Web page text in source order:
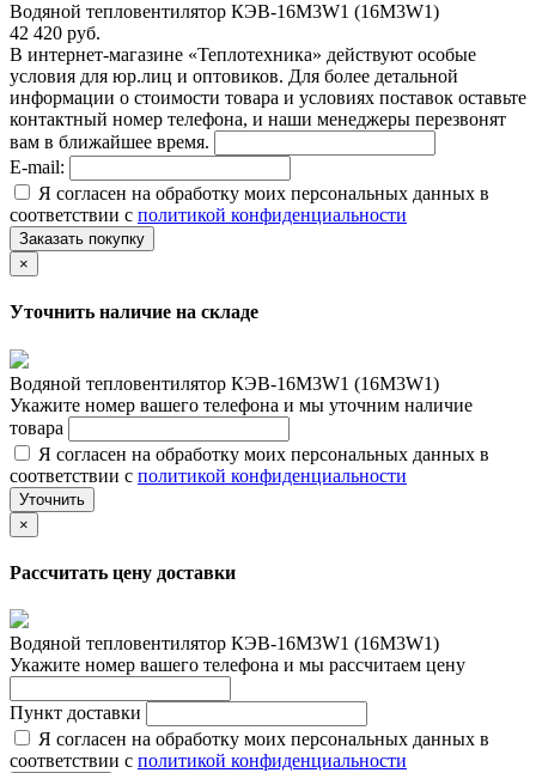
Водяной тепловентилятор КЭВ-16М3W1 (16М3W1)
42 420 руб.
В интернет-магазине «Теплотехника» действуют особые
условия для юр.лиц и оптовиков. Для более детальной
информации о стоимости товара и условиях поставок оставьте
контактный номер телефона, и наши менеджеры перезвонят
вам в ближайшее время.
E-mail:
Я согласен на обработку моих персональных данных в
соответствии с политикой конфиденциальности
Заказать покупку
×
Уточнить наличие на складе
Водяной тепловентилятор КЭВ-16М3W1 (16М3W1)
Укажите номер вашего телефона и мы уточним наличие
товара
Я согласен на обработку моих персональных данных в
соответствии с политикой конфиденциальности
Уточнить
×
Рассчитать цену доставки
Водяной тепловентилятор КЭВ-16М3W1 (16М3W1)
Укажите номер вашего телефона и мы рассчитаем цену
Пункт доставки
Я согласен на обработку моих персональных данных в
соответствии с политикой конфиденциальности